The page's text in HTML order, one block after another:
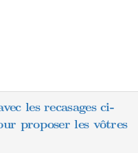
les recasages ci-
proposer les vôtres